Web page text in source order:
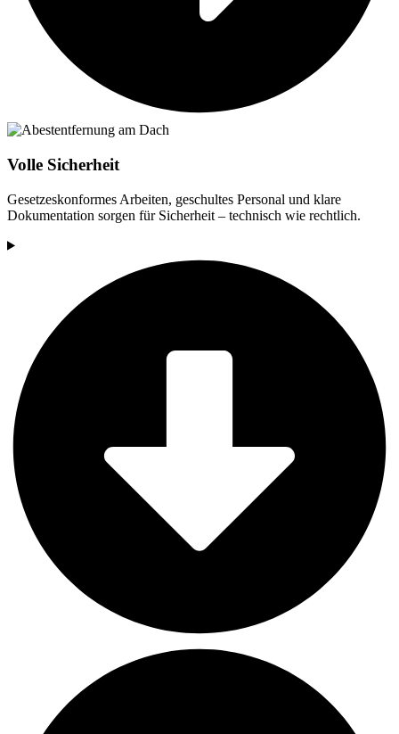
Volle Sicherheit
Gesetzeskonformes Arbeiten, geschultes Personal und klare
Dokumentation sorgen für Sicherheit – technisch wie rechtlich.